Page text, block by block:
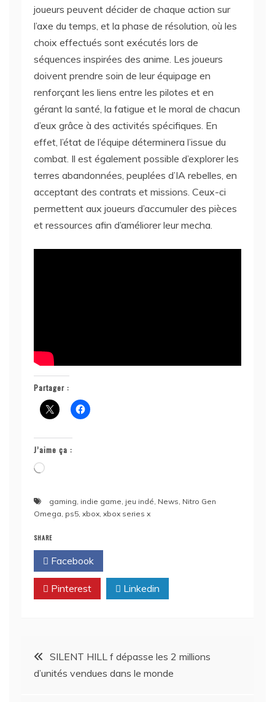
joueurs peuvent décider de chaque action sur
l’axe du temps, et la phase de résolution, où les
choix effectués sont exécutés lors de
séquences inspirées des anime. Les joueurs
doivent prendre soin de leur équipage en
renforçant les liens entre les pilotes et en
gérant la santé, la fatigue et le moral de chacun
d’eux grâce à des activités spécifiques. En
effet, l’état de l’équipe déterminera l’issue du
combat. Il est également possible d’explorer les
terres abandonnées, peuplées d’IA rebelles, en
acceptant des contrats et missions. Ceux-ci
permettent aux joueurs d’accumuler des pièces
et ressources afin d’améliorer leur mecha.
Partager :
J’aime ça :
Chargement…
gaming, indie game, jeu indé, News, Nitro Gen
Omega, ps5, xbox, xbox series x
SHARE
Facebook
Pinterest Linkedin
Navigation
de
SILENT HILL f dépasse les 2 millions
d’unités vendues dans le monde